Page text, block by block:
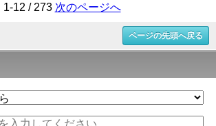
1-12 / 273 次のページへ
ページの先頭へ戻る